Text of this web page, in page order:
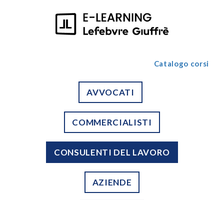
Catalogo corsi
AVVOCATI
COMMERCIALISTI
CONSULENTI DEL LAVORO
AZIENDE